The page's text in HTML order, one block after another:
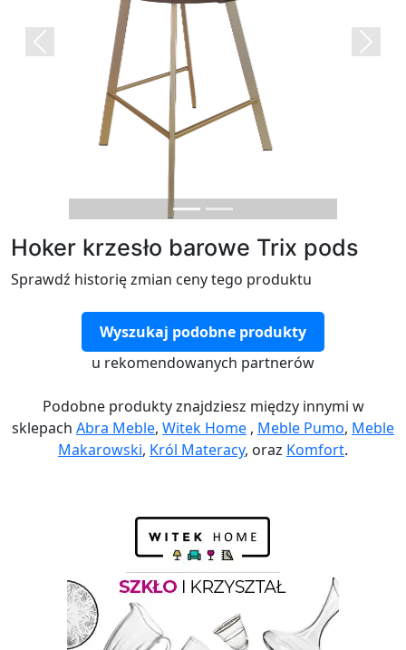
Previous Next
Hoker krzesło barowe Trix pods
Sprawdź historię zmian ceny tego produktu
Wyszukaj podobne produkty
u rekomendowanych partnerów
Podobne produkty znajdziesz między innymi w
sklepach Abra Meble, Witek Home , Meble Pumo, Meble
Makarowski, Król Materacy, oraz Komfort.